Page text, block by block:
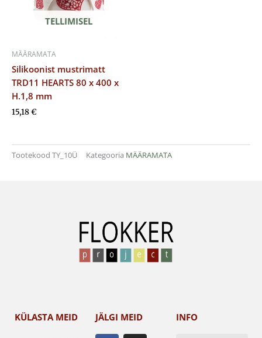
Tootekood TY_10Ü Kategooria MÄÄRAMATA
TELLIMISEL
MÄÄRAMATA
Silikoonist mustrimatt
TRD11 HEARTS 80 x 400 x
H.1,8 mm
15,18€
KÜLASTA MEID JÄLGI MEID INFO